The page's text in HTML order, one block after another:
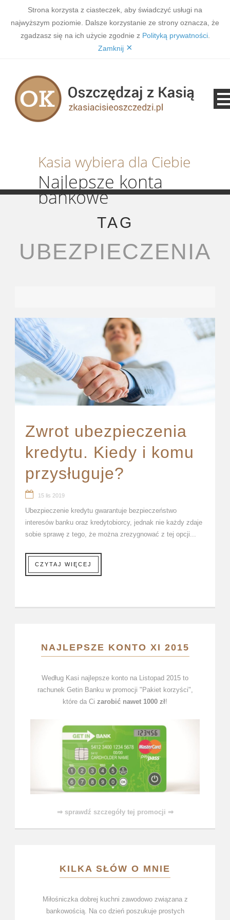
Strona korzysta z ciasteczek, aby świadczyć usługi na
najwyższym poziomie. Dalsze korzystanie ze strony oznacza, że
zgadzasz się na ich użycie zgodnie z Polityką prywatności.
Zamknij ×
Kasia wybiera dla Ciebie
Najlepsze konta
bankowe
TAG
UBEZPIECZENIA
Zwrot ubezpieczenia
kredytu. Kiedy i komu
przysługuje?
15 lis 2019
Ubezpieczenie kredytu gwarantuje bezpieczeństwo
interesów banku oraz kredytobiorcy, jednak nie każdy zdaje
sobie sprawę z tego, że można zrezygnować z tej opcji...
CZYTAJ WIĘCEJ
NAJLEPSZE KONTO XI 2015
Według Kasi najlepsze konto na Listopad 2015 to
rachunek Getin Banku w promocji "Pakiet korzyści",
które da Ci zarobić nawet 1000 zł!
⇒ sprawdź szczegóły tej promocji ⇒
KILKA SŁÓW O MNIE
Miłośniczka dobrej kuchni zawodowo związana z
bankowością. Na co dzień poszukuje prostych